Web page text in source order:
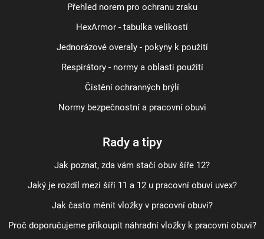
Přehled norem pro ochranu zraku
HexArmor - tabulka velikostí
Jednorázové overaly - pokyny k použití
Respirátory - normy a oblasti použití
Čistění ochranných brýlí
Normy bezpečnostní a pracovní obuvi
Rady a tipy
Jak poznat, zda vám stačí obuv šíře 12?
Jaký je rozdíl mezi šíří 11 a 12 u pracovní obuvi uvex?
Jak často měnit vložky v pracovní obuvi?
Proč doporučujeme přikoupit náhradní vložky k pracovní obuvi?